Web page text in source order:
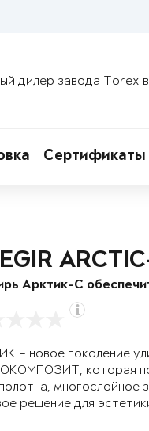
дилер завода Torex
Сертификаты
Арктик-С
– новое поколение
которая
многослойное
решение для